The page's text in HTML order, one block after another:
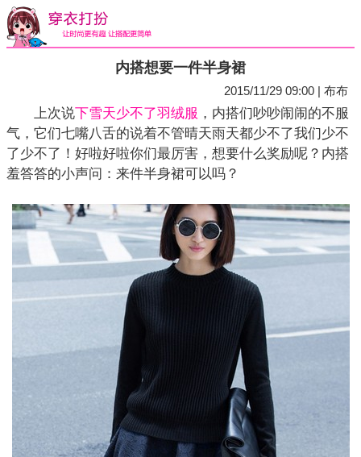
内搭想要一件半身裙
2015/11/29 09:00 | 布布
上次说下雪天少不了羽绒服 ，内搭们吵吵闹闹的不服
气，它们七嘴八舌的说着不管晴天雨天都少不了我们少不
了少不了！好啦好啦你们最厉害，想要什么奖励呢？内搭
羞答答的小声问：来件半身裙可以吗？